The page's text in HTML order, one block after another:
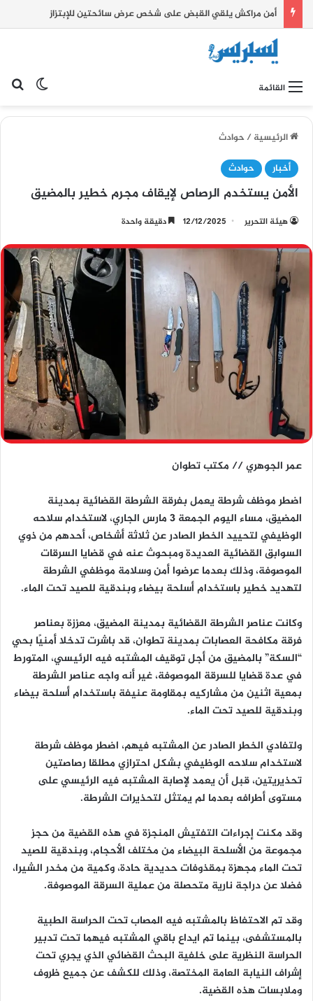
أمن مراكش يلقي القبض على شخص عرض سائحتين للإبتزاز
القائمة
الرئيسية/حوادث
أخبار
حوادث
الأمن يستخدم الرصاص لإيقاف مجرم خطير بالمضيق
هيئة التحرير 12/12/2025 دقيقة واحدة
عمر الجوهري // مكتب تطوان
اضطر موظف شرطة يعمل بفرقة الشرطة القضائية بمدينة
المضيق، مساء اليوم الجمعة 3 مارس الجاري، لاستخدام سلاحه
الوظيفي لتحييد الخطر الصادر عن ثلاثة أشخاص، أحدهم من ذوي
السوابق القضائية العديدة ومبحوث عنه في قضايا السرقات
الموصوفة، وذلك بعدما عرضوا أمن وسلامة موظفي الشرطة
لتهديد خطير باستخدام أسلحة بيضاء وبندقية للصيد تحت الماء.
وكانت عناصر الشرطة القضائية بمدينة المضيق، معززة بعناصر
فرقة مكافحة العصابات بمدينة تطوان، قد باشرت تدخلا أمنيًا بحي
“السكة” بالمضيق من أجل توقيف المشتبه فيه الرئيسي، المتورط
في عدة قضايا للسرقة الموصوفة، غير أنه واجه عناصر الشرطة
بمعية اثنين من مشاركيه بمقاومة عنيفة باستخدام أسلحة بيضاء
وبندقية للصيد تحت الماء.
ولتفادي الخطر الصادر عن المشتبه فيهم، اضطر موظف شرطة
لاستخدام سلاحه الوظيفي بشكل احترازي مطلقا رصاصتين
تحذيريتين، قبل أن يعمد لإصابة المشتبه فيه الرئيسي على
مستوى أطرافه بعدما لم يمتثل لتحذيرات الشرطة.
وقد مكنت إجراءات التفتيش المنجزة في هذه القضية من حجز
مجموعة من الأسلحة البيضاء من مختلف الأحجام، وبندقية للصيد
تحت الماء مجهزة بمقذوفات حديدية حادة، وكمية من مخدر الشيرا،
فضلا عن دراجة نارية متحصلة من عملية السرقة الموصوفة.
وقد تم الاحتفاظ بالمشتبه فيه المصاب تحت الحراسة الطبية
بالمستشفى، بينما تم ايداع باقي المشتبه فيهما تحت تدبير
الحراسة النظرية على خلفية البحث القضائي الذي يجري تحت
إشراف النيابة العامة المختصة، وذلك للكشف عن جميع ظروف
وملابسات هذه القضية.